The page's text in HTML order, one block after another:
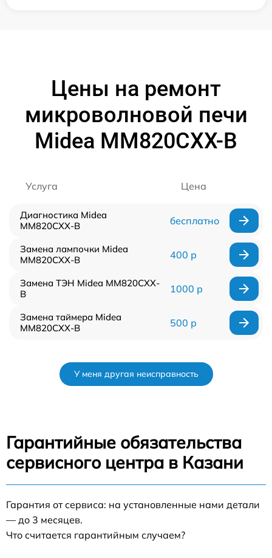
Цены на ремонт
микроволновой печи
Midea MM820CXX-B
Услуга Цена
Диагностика Midea
MM820CXX-B
бесплатно
Замена лампочки Midea
MM820CXX-B
400 р
Замена ТЭН Midea MM820CXX-
B
1000 р
Замена таймера Midea
MM820CXX-B
500 р
У меня другая неисправность
Гарантийные обязательства
сервисного центра в Казани
Гарантия от сервиса: на установленные нами детали
— до 3 месяцев.
Что считается гарантийным случаем?